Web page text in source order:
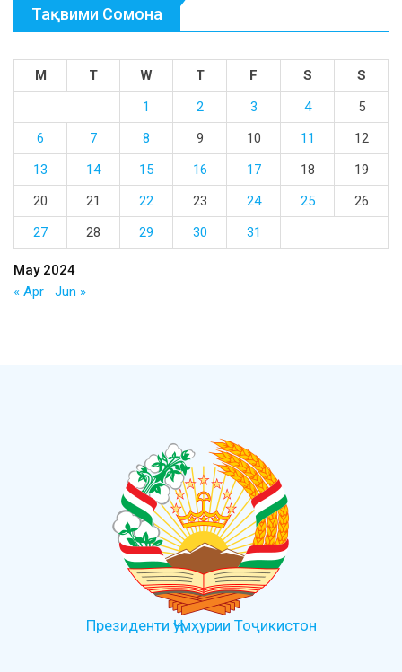
Тақвими Сомона
May 2024
M T W T F S
S
1
2 3 4
5
6
7 8 9 10 11
12
13
14 15 16 17 18
19
20
21 22 23 24 25
26
27
28 29 30 31
« Apr Jun »
Президенти Ҷумҳурии Тоҷикистон